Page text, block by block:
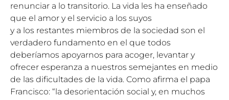
renunciar a lo transitorio. La vida les ha enseñado
que el amor y el servicio a los suyos
y a los restantes miembros de la sociedad son el
verdadero fundamento en el que todos
deberíamos apoyarnos para acoger, levantar y
ofrecer esperanza a nuestros semejantes en medio
de las dificultades de la vida. Como afirma el papa
Francisco: “la desorientación social y, en muchos